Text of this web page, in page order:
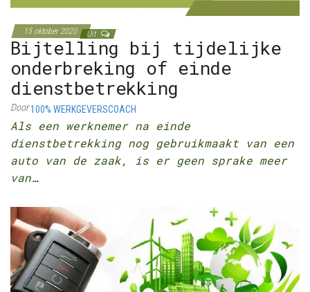
15 oktober 2020 Uit
Bijtelling bij tijdelijke
onderbreking of einde
dienstbetrekking
Door100% WERKGEVERSCOACH
Als een werknemer na einde
dienstbetrekking nog gebruikmaakt van een
auto van de zaak, is er geen sprake meer
van…